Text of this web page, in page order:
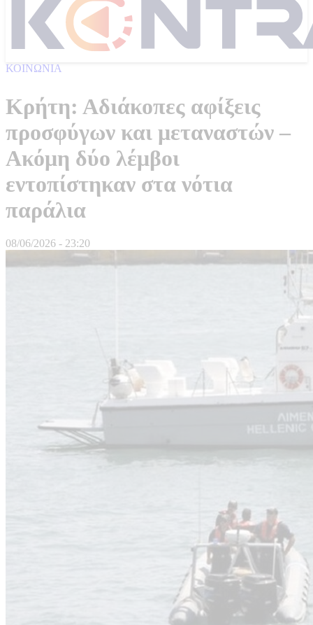
ΚΟΙΝΩΝΙΑ
Κρήτη: Αδιάκοπες αφίξεις
προσφύγων και μεταναστών –
Ακόμη δύο λέμβοι
εντοπίστηκαν στα νότια
παράλια
08/06/2026 - 23:20